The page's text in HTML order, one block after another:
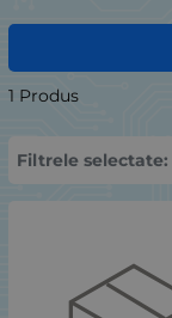
1 Produs
Filtrele selectate: